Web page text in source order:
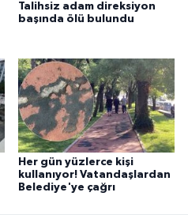
Talihsiz adam direksiyon
başında ölü bulundu
Her gün yüzlerce kişi
kullanıyor! Vatandaşlardan
Belediye'ye çağrı